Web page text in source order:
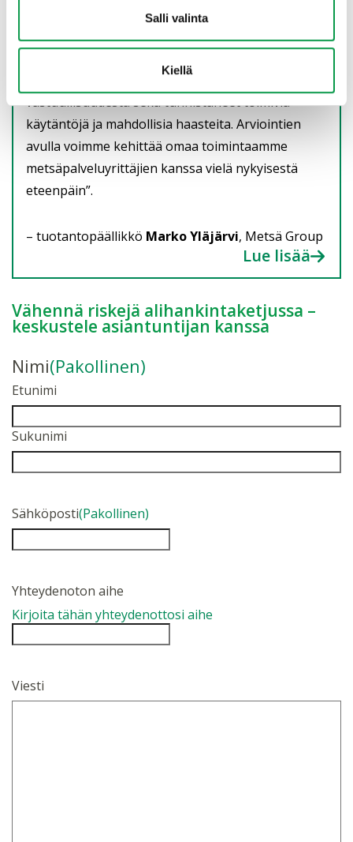
Salli valinta
Kiellä
kehittämään metsäpalveluyrityksen
vastuullisuutta
kattavan kuvan metsäpalveluyrittäjiemme
vastuullisuudesta sekä tunnistaneet toimivia
käytäntöjä ja mahdollisia haasteita. Arviointien
avulla voimme kehittää omaa toimintaamme
metsäpalveluyrittäjien kanssa vielä nykyisestä
eteenpäin”.
– tuotantopäällikkö Marko Yläjärvi, Metsä Group
Lue lisää
Vähennä riskejä alihankintaketjussa –
keskustele asiantuntijan kanssa
Nimi(Pakollinen)
Etunimi
Sukunimi
Sähköposti(Pakollinen)
Yhteydenoton aihe
Kirjoita tähän yhteydenottosi aihe
Viesti